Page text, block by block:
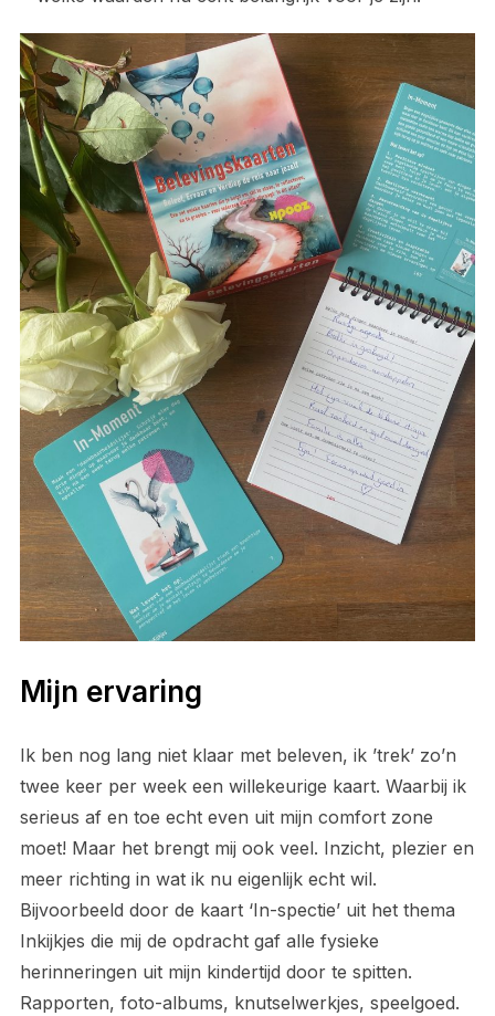
Mijn ervaring
Ik ben nog lang niet klaar met beleven, ik ’trek’ zo’n
twee keer per week een willekeurige kaart. Waarbij ik
serieus af en toe echt even uit mijn comfort zone
moet! Maar het brengt mij ook veel. Inzicht, plezier en
meer richting in wat ik nu eigenlijk echt wil.
Bijvoorbeeld door de kaart ‘In-spectie’ uit het thema
Inkijkjes die mij de opdracht gaf alle fysieke
herinneringen uit mijn kindertijd door te spitten.
Rapporten, foto-albums, knutselwerkjes, speelgoed.